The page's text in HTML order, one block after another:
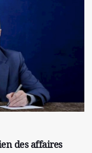
des affaires